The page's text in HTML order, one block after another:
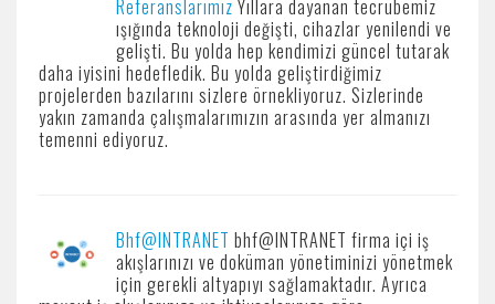
Referanslarımız Yıllara dayanan tecrübemiz
ışığında teknoloji değişti, cihazlar yenilendi ve
gelişti. Bu yolda hep kendimizi güncel tutarak
daha iyisini hedefledik. Bu yolda geliştirdiğimiz
projelerden bazılarını sizlere örnekliyoruz. Sizlerinde
yakın zamanda çalışmalarımızın arasında yer almanızı
temenni ediyoruz.
Bhf@INTRANET bhf@INTRANET firma içi iş
akışlarınızı ve doküman yönetiminizi yönetmek
için gerekli altyapıyı sağlamaktadır. Ayrıca